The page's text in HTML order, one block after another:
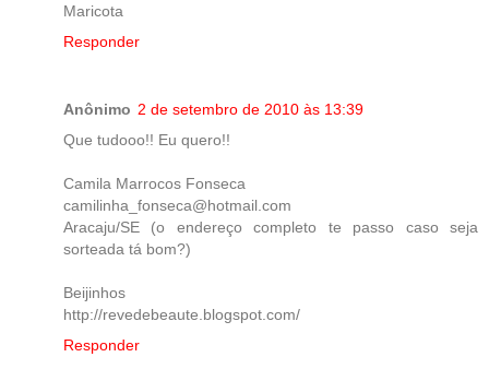
Maricota
Responder
Anônimo 2 de setembro de 2010 às 13:39
Que tudooo!! Eu quero!!
Camila Marrocos Fonseca
camilinha_fonseca@hotmail.com
Aracaju/SE (o endereço completo te passo caso seja
sorteada tá bom?)
Beijinhos
http://revedebeaute.blogspot.com/
Responder